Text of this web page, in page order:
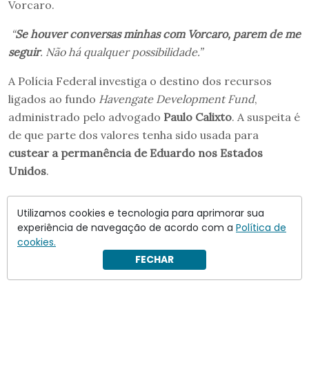
Vorcaro.
“Se houver conversas minhas com Vorcaro, parem de me
seguir. Não há qualquer possibilidade.”
A Polícia Federal investiga o destino dos recursos
ligados ao fundo Havengate Development Fund,
administrado pelo advogado Paulo Calixto. A suspeita é
de que parte dos valores tenha sido usada para
custear a permanência de Eduardo nos Estados
Unidos.
Utilizamos cookies e tecnologia para aprimorar sua
experiência de navegação de acordo com a Política de
cookies.
FECHAR